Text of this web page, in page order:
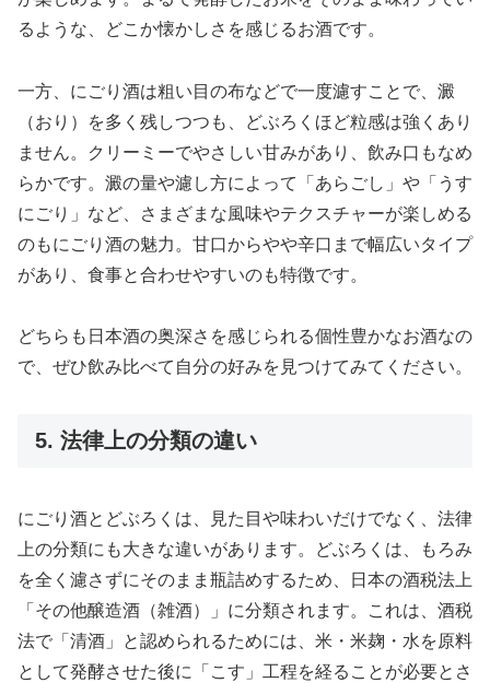
るような、どこか懐かしさを感じるお酒です。
一方、にごり酒は粗い目の布などで一度濾すことで、澱
（おり）を多く残しつつも、どぶろくほど粒感は強くあり
ません。クリーミーでやさしい甘みがあり、飲み口もなめ
らかです。澱の量や濾し方によって「あらごし」や「うす
にごり」など、さまざまな風味やテクスチャーが楽しめる
のもにごり酒の魅力。甘口からやや辛口まで幅広いタイプ
があり、食事と合わせやすいのも特徴です。
どちらも日本酒の奥深さを感じられる個性豊かなお酒なの
で、ぜひ飲み比べて自分の好みを見つけてみてください。
5. 法律上の分類の違い
にごり酒とどぶろくは、見た目や味わいだけでなく、法律
上の分類にも大きな違いがあります。どぶろくは、もろみ
を全く濾さずにそのまま瓶詰めするため、日本の酒税法上
「その他醸造酒（雑酒）」に分類されます。これは、酒税
法で「清酒」と認められるためには、米・米麹・水を原料
として発酵させた後に「こす」工程を経ることが必要とさ